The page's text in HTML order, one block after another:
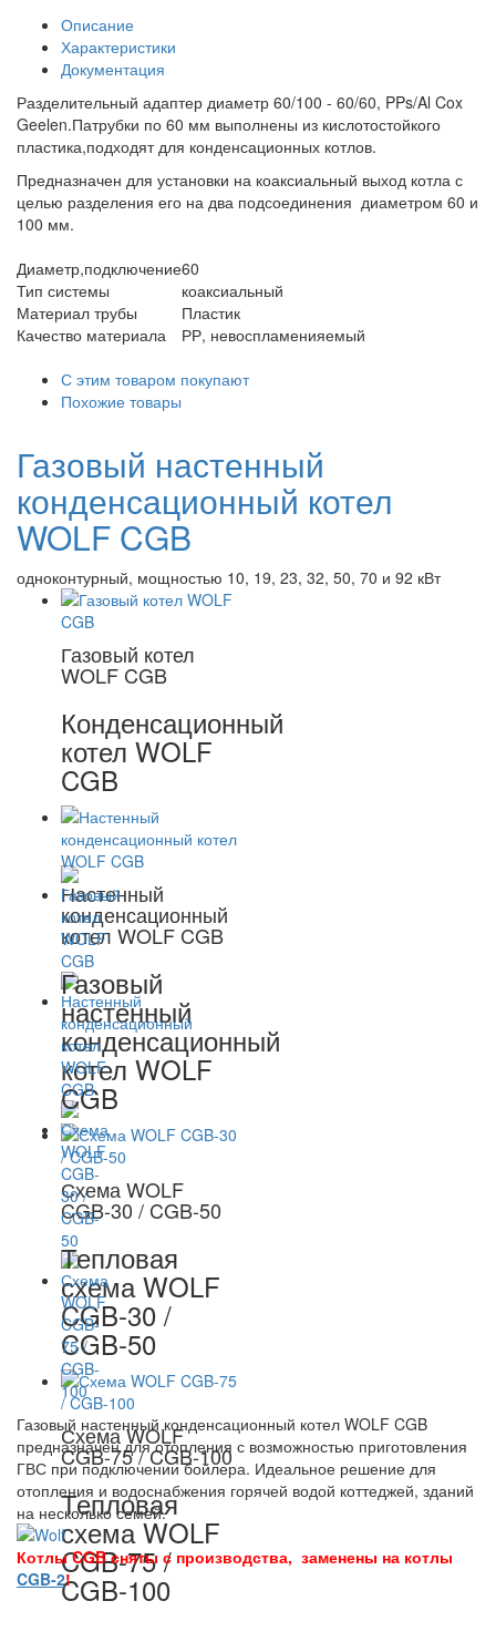
Описание
Характеристики
Документация
Разделительный адаптер диаметр 60/100 - 60/60, PPs/Al Cox
Geelen.Патрубки по 60 мм выполнены из кислотостойкого
пластика,подходят для конденсационных котлов.
Предназначен для установки на коаксиальный выход котла с
целью разделения его на два подсоединения диаметром 60 и
100 мм.
Диаметр,подключение60
Тип системы
коаксиальный
Материал трубы
Пластик
Качество материала
РР, невоспламенияемый
С этим товаром покупают
Похожие товары
Газовый настенный
конденсационный котел
WOLF CGB
одноконтурный, мощностью 10, 19, 23, 32, 50, 70 и 92 кВт
Газовый котел
WOLF CGB
Конденсационный
котел WOLF
CGB
Настенный
конденсационный
котел WOLF CGB
Газовый
настенный
конденсационный
котел WOLF
CGB
Схема WOLF
CGB-30 / CGB-50
Тепловая
схема WOLF
CGB-30 /
CGB-50
Схема WOLF
CGB-75 / CGB-100
Тепловая
схема WOLF
CGB-75 /
CGB-100
Газовый настенный конденсационный котел WOLF CGB
предназначен для отопления с возможностью приготовления
ГВС при подключении бойлера. Идеальное решение для
отопления и водоснабжения горячей водой коттеджей, зданий
на несколько семей.
Котлы CGB сняты с производства, заменены на котлы
CGB-2!